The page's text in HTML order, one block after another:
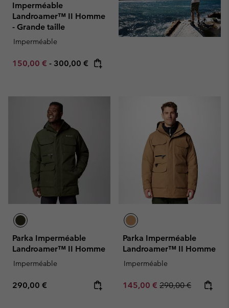
Imperméable
Landroamer™ II Homme
- Grande taille
Imperméable
Minimum sale price:
150,00 € - Maximum price:
300,00 €
Parka Imperméable
Landroamer™ II Homme
Imperméable
Regular price:
290,00 €
Parka Imperméable
Landroamer™ II Homme
Imperméable
Sale price:
145,00 € Regular price:
290,00 €